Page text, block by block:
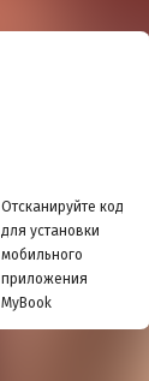
Отсканируйте код
для установки
мобильного
приложения
MyBook